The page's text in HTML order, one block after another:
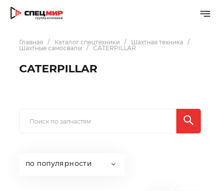
Главная Каталог спецтехники
Шахтная техника
Шахтные самосвалы
CATERPILLAR
CATERPILLAR
по популярности